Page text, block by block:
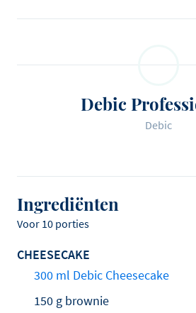
Debic
Debic
Ingrediënten
Voor 10 porties
CHEESECAKE
300 ml Debic Cheesecake
150 g brownie